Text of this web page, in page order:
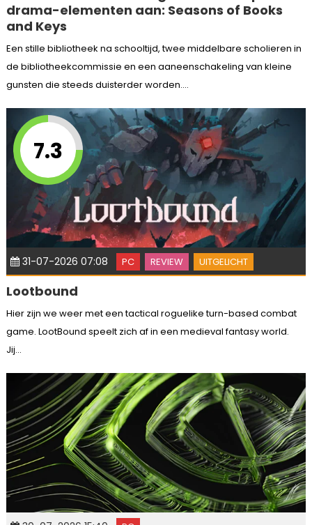
drama-elementen aan: Seasons of Books
and Keys
Een stille bibliotheek na schooltijd, twee middelbare scholieren in
de bibliotheekcommissie en een aaneenschakeling van kleine
gunsten die steeds duisterder worden....
7.3
31-07-2026 07:08 PC REVIEW UITGELICHT
Lootbound
Hier zijn we weer met een tactical roguelike turn-based combat
game. LootBound speelt zich af in een medieval fantasy world.
Jij...